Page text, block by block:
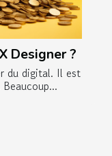
Designer ?
du digital. Il est